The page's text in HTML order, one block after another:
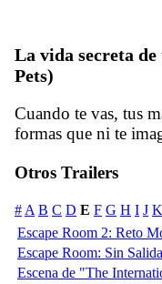
La vida secreta
Pets)
Cuando te vas, tus
formas que ni te
Otros Trailers
# A B C D E F G H I J K
Escape Room 2: Reto
Escape Room: Sin Salida
Escena de "The